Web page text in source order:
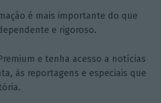
é mais importante do que
e rigoroso.
e tenha acesso a notícias
às reportagens e especiais que